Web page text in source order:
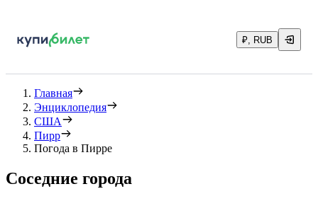
₽, RUB
Главная
Энциклопедия
США
Пирр
Погода в Пирре
Соседние города